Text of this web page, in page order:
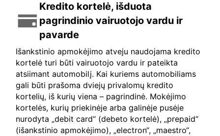
Kredito kortelė, išduota
pagrindinio vairuotojo vardu ir
pavarde
Išankstinio apmokėjimo atveju naudojama kredito
kortelė turi būti vairuotojo vardu ir pateikta
atsiimant automobilį. Kai kuriems automobiliams
gali būti prašoma dviejų privalomų kredito
kortelių, iš kurių viena – pagrindinė. Mokėjimo
kortelės, kurių priekinėje arba galinėje pusėje
nurodyta „debit card“ (debeto kortelė), „prepaid“
(išankstinio apmokėjimo), „electron“, „maestro“,